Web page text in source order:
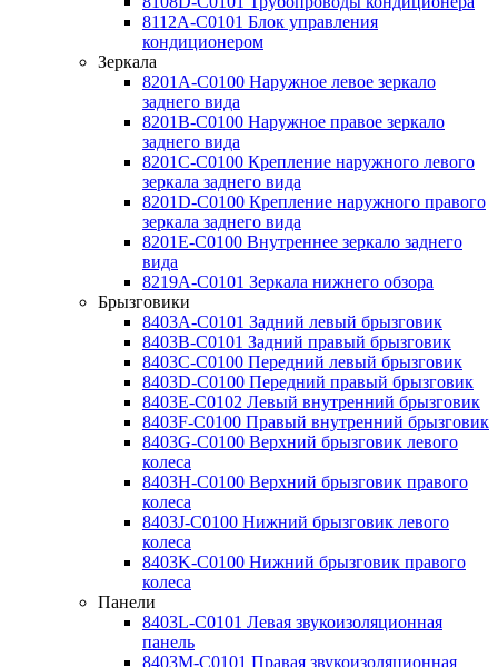
8112A-C0101 Блок управления
кондиционером
Зеркала
8201A-C0100 Наружное левое зеркало
заднего вида
8201B-C0100 Наружное правое зеркало
заднего вида
8201C-C0100 Крепление наружного левого
зеркала заднего вида
8201D-C0100 Крепление наружного правого
зеркала заднего вида
8201E-C0100 Внутреннее зеркало заднего
вида
8219A-C0101 Зеркала нижнего обзора
Брызговики
8403A-C0101 Задний левый брызговик
8403B-C0101 Задний правый брызговик
8403C-C0100 Передний левый брызговик
8403D-C0100 Передний правый брызговик
8403E-C0102 Левый внутренний брызговик
8403F-C0100 Правый внутренний брызговик
8403G-C0100 Верхний брызговик левого
колеса
8403H-C0100 Верхний брызговик правого
колеса
8403J-C0100 Нижний брызговик левого
колеса
8403K-C0100 Нижний брызговик правого
колеса
Панели
8403L-C0101 Левая звукоизоляционная
панель
8403M-C0101 Правая звукоизоляционная